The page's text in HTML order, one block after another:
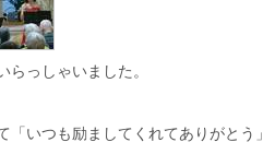
っしゃいました。
いつも励ましてくれてありがとう」